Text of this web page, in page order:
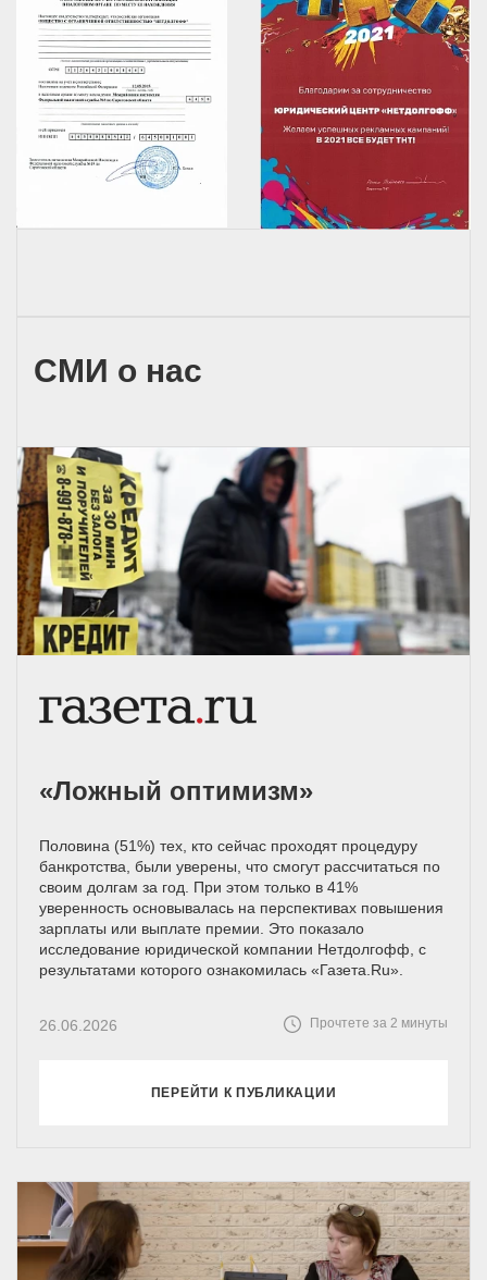
СМИ о нас
«Ложный оптимизм»
Половина (51%) тех, кто сейчас проходят процедуру
банкротства, были уверены, что смогут рассчитаться по
своим долгам за год. При этом только в 41%
уверенность основывалась на перспективах повышения
зарплаты или выплате премии. Это показало
исследование юридической компании Нетдолгофф, с
результатами которого ознакомилась «Газета.Ru».
26.06.2026 Прочтете за 2 минуты
ПЕРЕЙТИ К ПУБЛИКАЦИИ